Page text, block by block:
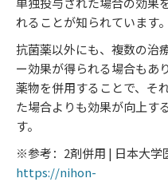
れることが知られています。
抗菌薬以外にも、複数の治
ー効果が得られる場合もあ
薬物を併用することで、そ
た場合よりも効果が向上す
す。
※参考：2剤併用 | 日本大学
https://nihon-